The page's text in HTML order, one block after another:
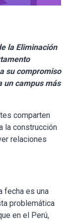
la Eliminación
su compromiso
un campus más
comparten
la construcción
relaciones
fecha es una
problemática
en el Perú,